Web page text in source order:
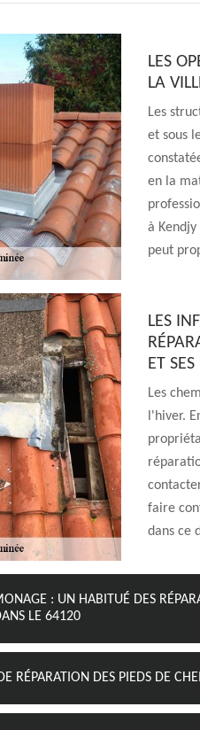
LES
LA
Les
et sous
en la
à
peut
LES
ET
Les
l'hiver.
faire
dans ce
: UN HABITUÉ DES
LE 64120
RÉPARATION DES PIEDS DE